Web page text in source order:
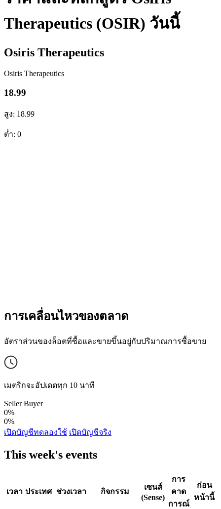
Therapeutics (OSIR) วันนี้
Osiris Therapeutics
Osiris Therapeutics
18.99
สูง: 18.99
ต่ำ: 0
การเคลื่อนไหวของตลาด
อัตราส่วนของล็อตที่ซื้อและขายขึ้นอยู่กับปริมาณการซื้อขาย
เมตริกจะอัปเดตทุก 10 นาที
Seller Buyer
0%
0%
เปิดบัญชีทดลองใช้ เปิดบัญชีจริง
This week's events
เวลา ประเทศ ช่วงเวลา กิจกรรม
เซนส์
(Sense)
การ
คาด
การณ์
ก่อน
หน้านี้